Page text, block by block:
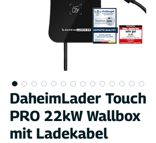
DaheimLader Touch
PRO 22kW Wallbox
mit Ladekabel